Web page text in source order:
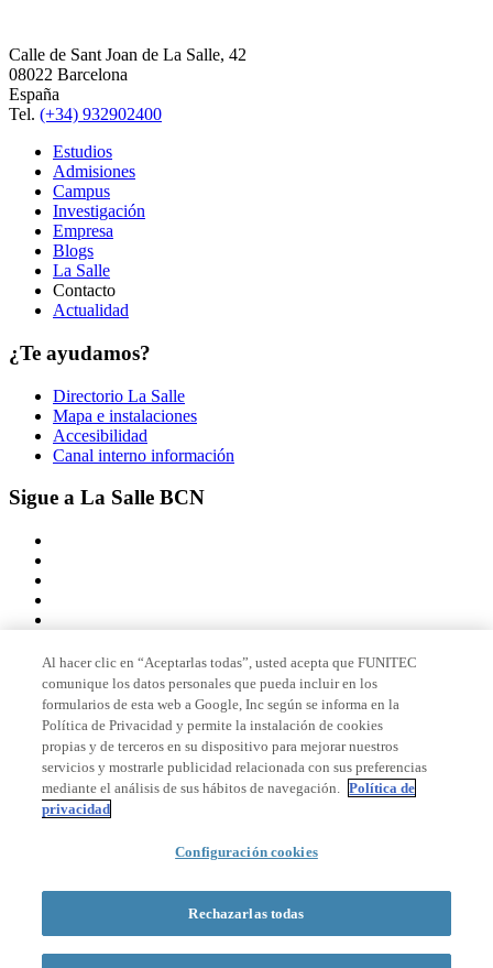
Calle de Sant Joan de La Salle, 42
08022 Barcelona
España
Tel. (+34) 932902400
Estudios
Admisiones
Campus
Investigación
Empresa
Blogs
La Salle
Contacto
Actualidad
¿Te ayudamos?
Directorio La Salle
Mapa e instalaciones
Accesibilidad
Canal interno información
Sigue a La Salle BCN
Miembro de
Acreditaciones
© 2026 La Salle Campus Barcelona - URL |
Formulario de búsqueda
Al hacer clic en “Aceptarlas todas”, usted acepta que FUNITEC
comunique los datos personales que pueda incluir en los
formularios de esta web a Google, Inc según se informa en la
Política de Privacidad y permite la instalación de cookies
propias y de terceros en su dispositivo para mejorar nuestros
servicios y mostrarle publicidad relacionada con sus preferencias
mediante el análisis de sus hábitos de navegación. Política de
privacidad
Configuración cookies
Rechazarlas todas